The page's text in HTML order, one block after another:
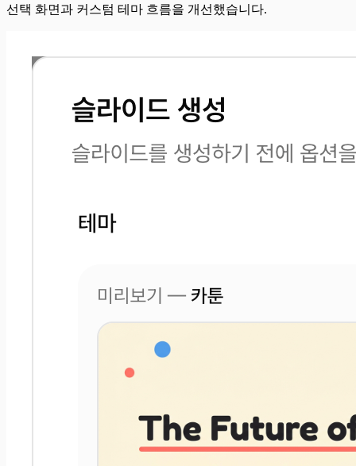
선택 화면과 커스텀 테마 흐름을 개선했습니다.